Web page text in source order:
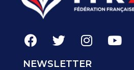
NEWSLETTER